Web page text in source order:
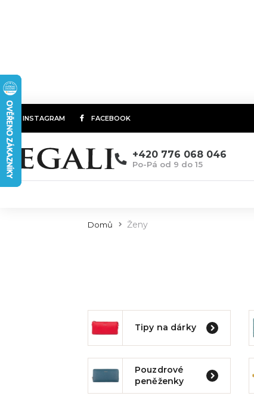
INSTAGRAM FACEBOOK
+420 776 068 046
Po-Pá od 9 do 15
Domů Ženy
Tipy na dárky
Pouzdrové
peněženky